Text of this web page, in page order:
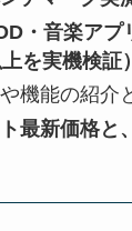
・音楽アプ
を実機検証）
機能の紹介
最新価格と